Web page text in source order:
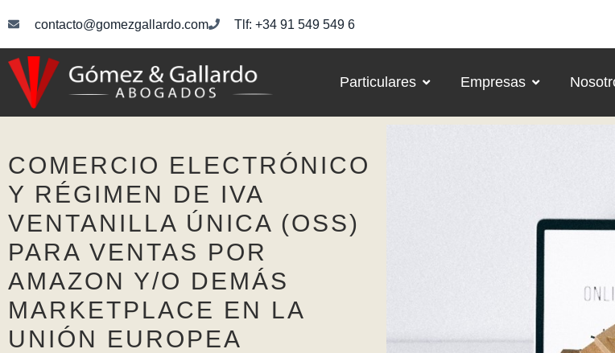
contacto@gomezgallardo.com Tlf: +34 91 549 549 6
Particulares Empresas
COMERCIO ELECTRÓNICO
Y RÉGIMEN DE IVA
VENTANILLA ÚNICA (OSS)
PARA VENTAS POR
AMAZON Y/O DEMÁS
MARKETPLACE EN LA
UNIÓN EUROPEA